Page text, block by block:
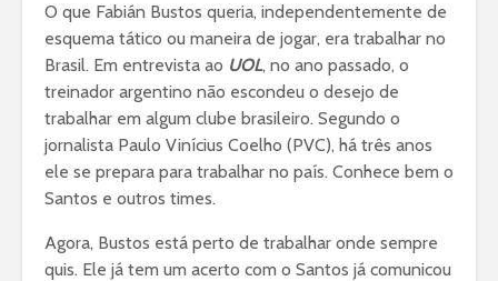
O que Fabián Bustos queria, independentemente de
esquema tático ou maneira de jogar, era trabalhar no
Brasil. Em entrevista ao UOL, no ano passado, o
treinador argentino não escondeu o desejo de
trabalhar em algum clube brasileiro. Segundo o
jornalista Paulo Vinícius Coelho (PVC), há três anos
ele se prepara para trabalhar no país. Conhece bem o
Santos e outros times.
Agora, Bustos está perto de trabalhar onde sempre
quis. Ele já tem um acerto com o Santos já comunicou